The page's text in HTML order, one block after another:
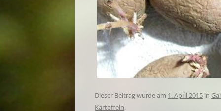
Dieser Beitrag wurde am 1. April 2015 in
Kartoffeln.